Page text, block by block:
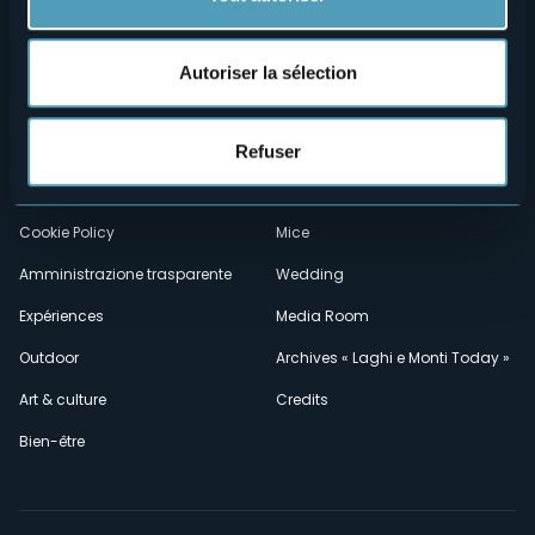
Autoriser la sélection
Refuser
secondario
Où sommes-nous?
Privacy
Cookie Policy
Amministrazione trasparente
Expériences
Outdoor
Art & culture
Bien-être
Vins & gastronomie
Webcams
Événements
Hébergements
Mice
Wedding
Media Room
Archives « Laghi e Monti Today »
Credits